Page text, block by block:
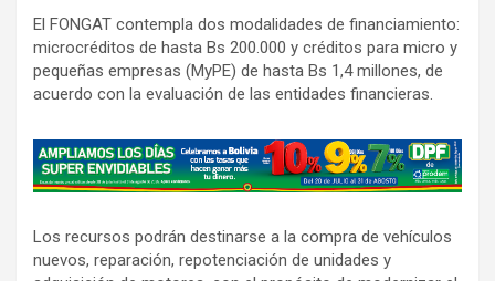
El FONGAT contempla dos modalidades de financiamiento:
microcréditos de hasta Bs 200.000 y créditos para micro y
pequeñas empresas (MyPE) de hasta Bs 1,4 millones, de
acuerdo con la evaluación de las entidades financieras.
A
d
e
r
Los recursos podrán destinarse a la compra de vehículos
nuevos, reparación, repotenciación de unidades y